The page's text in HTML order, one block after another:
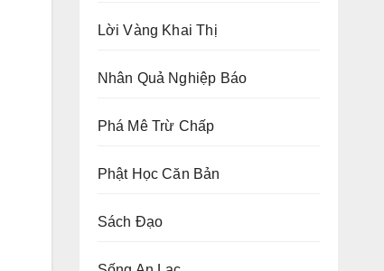
Lời Vàng Khai Thị
Nhân Quả Nghiệp Báo
Phá Mê Trừ Chấp
Phật Học Căn Bản
Sách Đạo